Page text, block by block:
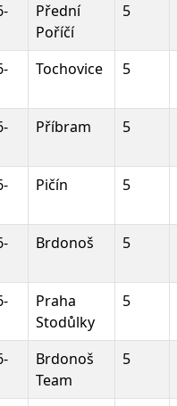
Přední
Poříčí
5
Tochovice 5
Příbram 5
Pičín 5
Brdonoš 5
Praha
Stodůlky
5
Brdonoš
Team
5